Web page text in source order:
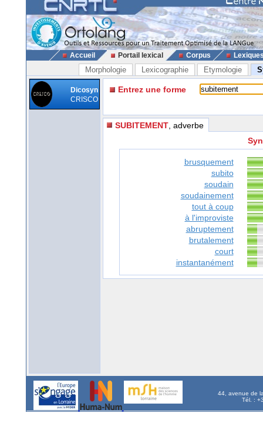
Accueil Portail lexical Corpus
Morphologie Lexicographie Etymologie
Dicosyn
CRISCO
Entrez une forme
SUBITEMENT , adverbe
brusquement
subito
soudain
soudainement
tout à coup
à l'improviste
abruptement
brutalement
court
instantanément
44, avenue de
Tél. :